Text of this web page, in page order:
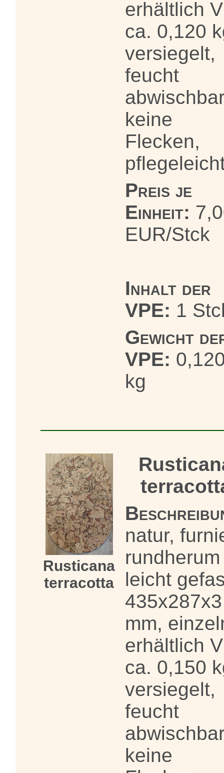
erhältlich
ca. 0,120
versiegelt,
feucht
keine
Flecken,
Preis je
Einheit:
EUR/Stck
Inhalt der
VPE: 1
Gewicht
VPE:
kg
Rusticana
terracotta
natur,
rundherum
leicht
435x287x3
mm,
erhältlich
ca. 0,150
versiegelt,
feucht
keine